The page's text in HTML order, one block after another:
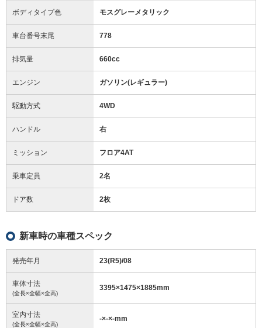
ボディタイプ色 モスグレーメタリック
車台番号末尾 778
排気量 660cc
エンジン ガソリン(レギュラー)
駆動方式 4WD
ハンドル 右
ミッション フロア4AT
乗車定員 2名
ドア数 2枚
新車時の車種スペック
発売年月 23(R5)/08
車体寸法
(全長×全幅×全高)
3395×1475×1885mm
室内寸法
(全長×全幅×全高)
-×-×-mm